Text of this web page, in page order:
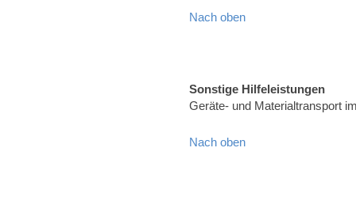
Nach oben
Sonstige Hilfeleistungen
Geräte- und Materialtransport
Nach oben